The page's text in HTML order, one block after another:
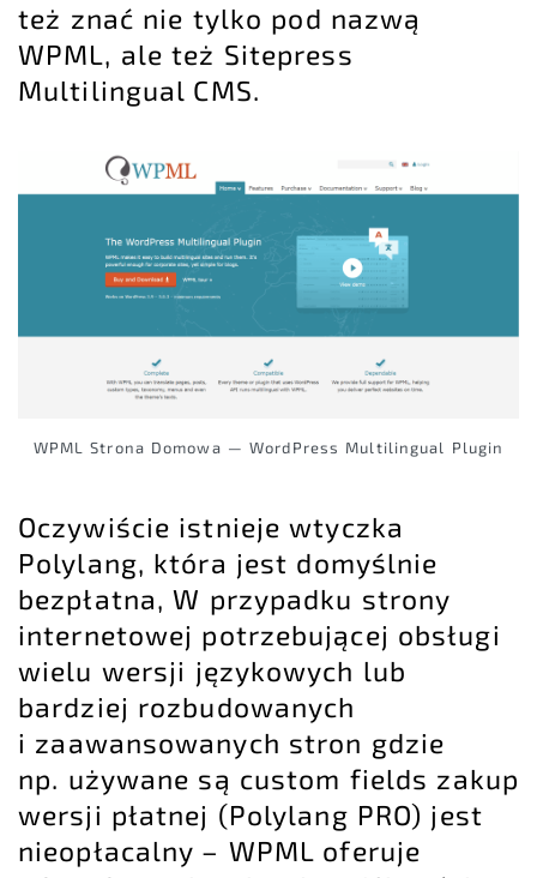
też znać nie tylko pod nazwą
WPML, ale też Sitepress
Multilingual CMS.
WPML Strona Domowa — WordPress Multilingual Plugin
Oczywiście istnieje wtyczka
Polylang, która jest domyślnie
bezpłatna, W przypadku strony
internetowej potrzebującej obsługi
wielu wersji językowych lub
bardziej rozbudowanych
i zaawansowanych stron gdzie
np. używane są custom fields zakup
wersji płatnej (Polylang PRO) jest
nieopłacalny – WPML oferuje